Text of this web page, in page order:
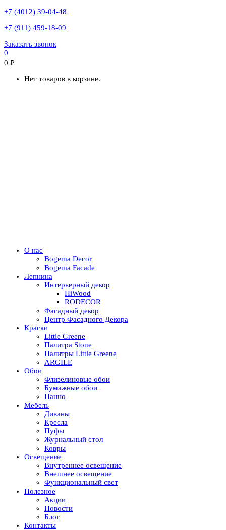
+7 (4012) 39-04-48
+7 (911) 459-18-09
Заказать звонок
0
0 ₽
Нет товаров в корзине.
О нас
Bogema Decor
Bogema Facade
Лепнина
Интерьерный декор
HiWood
RODECOR
Фасадный декор
Центр Фасадного Декора
Краски
Little Greene
Палитра Stone
Палитры Little Greene
ARGILE
Обои
Флизелиновые обои
Бумажные обои
Панно
Мебель
Диваны
Кресла
Пуфы
Журнальный стол
Ковры
Освещение
Внутреннее освещение
Внешнее освещение
Функциональный свет
Полезное
Акции
Новости
Блог
Контакты